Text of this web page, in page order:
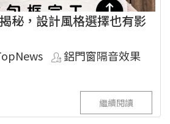
秘，設計風格選擇也有影
鋁門窗隔音效果
繼續閱讀